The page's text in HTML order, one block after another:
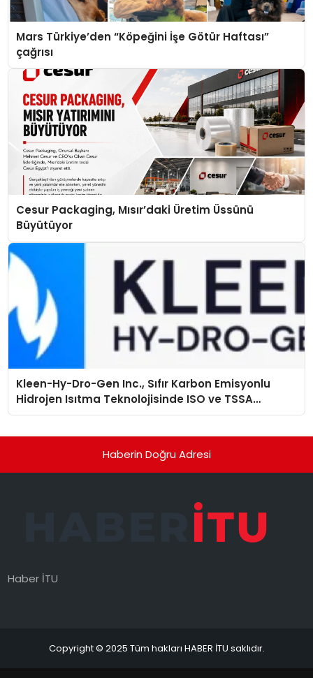
Mars Türkiye’den “Köpeğini İşe Götür Haftası”
çağrısı
Cesur Packaging, Mısır’daki Üretim Üssünü
Büyütüyor
Kleen-Hy-Dro-Gen Inc., Sıfır Karbon Emisyonlu
Hidrojen Isıtma Teknolojisinde ISO ve TSSA
Düzenleyici Onaylarını Aldı
Haberin Doğru Adresi
Haber İTU
Copyright © 2025 Tüm hakları HABER İTU saklıdır.